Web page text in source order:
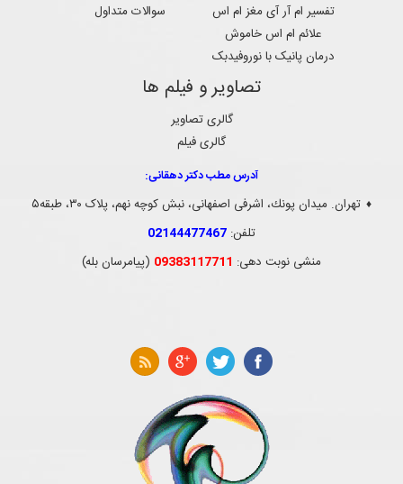
تفسیر ام آر آی مغز ام اس
علائم ام اس خاموش
درمان پانیک با نوروفیدبک
سوالات متداول
تصاویر و فیلم ها
گالری تصاویر
گالری فیلم
آدرس مطب دکتر دهقانی:
♦ تهران. ميدان پونك، اشرفی اصفهانی، نبش کوچه نهم، پلاک ۳۰، طبقه۵
تلفن: 02144477467
منشی نوبت دهی: 09383117711 (پیامرسان بله)